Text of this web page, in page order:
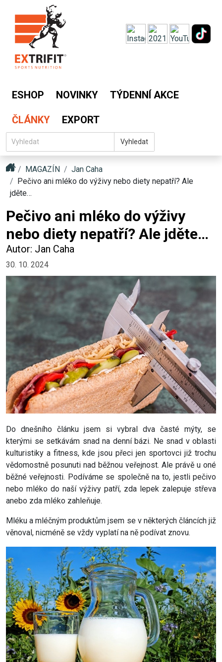
ESHOP NOVINKY TÝDENNÍ AKCE
ČLÁNKY EXPORT
Vyhledat
MAGAZÍN
Jan Caha
Pečivo ani mléko do výživy nebo diety nepatří? Ale
jděte…
Pečivo ani mléko do výživy
nebo diety nepatří? Ale jděte…
Autor: Jan Caha
30. 10. 2024
Do dnešního článku jsem si vybral dva časté mýty, se
kterými se setkávám snad na denní bázi. Ne snad v oblasti
kulturistiky a fitness, kde jsou přeci jen sportovci již trochu
vědomostně posunuti nad běžnou veřejnost. Ale právě u oné
běžné veřejnosti. Podíváme se společně na to, jestli pečivo
nebo mléko do naší výživy patří, zda lepek zalepuje střeva
anebo zda mléko zahleňuje.
Mléku a mléčným produktům jsem se v některých článcích již
věnoval, nicméně se vždy vyplatí na ně podívat znovu.